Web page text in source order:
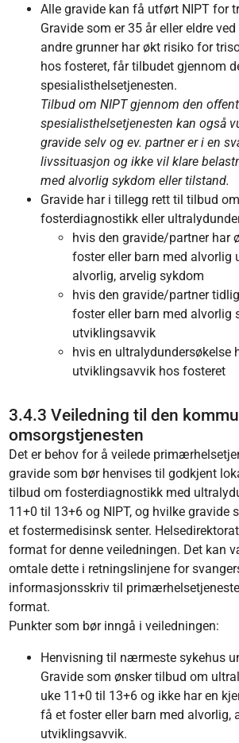
Alle gravide kan få utført NIPT for
Gravide som er 35 år eller eldre
andre grunner har økt risiko for
hos fosteret, får tilbudet gjennom
spesialisthelsetjenesten.
Tilbud om NIPT gjennom den
spesialisthelsetjenesten kan også
gravide selv og ev. partner er i en
livssituasjon og ikke vil klare
med alvorlig sykdom eller tilstand.
Gravide har i tillegg rett til tilbud
fosterdiagnostikk eller
hvis den gravide/partner har
foster eller barn med alvorlig
alvorlig, arvelig sykdom
hvis den gravide/partner
foster eller barn med alvorlig
utviklingsavvik
hvis en ultralydundersøkelse
utviklingsavvik hos fosteret
3.4.3 Veiledning til den
omsorgstjenesten
Det er behov for å veilede
gravide som bør henvises til godkjent
tilbud om fosterdiagnostikk med
11+0 til 13+6 og NIPT, og hvilke gravide
et fostermedisinsk senter.
format for denne veiledningen. Det kan
omtale dette i retningslinjene for
informasjonsskriv til
format.
Punkter som bør inngå i veiledningen:
Henvisning til nærmeste sykehus
Gravide som ønsker tilbud om
uke 11+0 til 13+6 og ikke har en
få et foster eller barn med alvorlig,
utviklingsavvik.